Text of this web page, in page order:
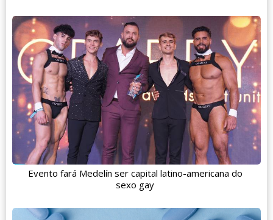
Evento fará Medelín ser capital latino-americana do
sexo gay